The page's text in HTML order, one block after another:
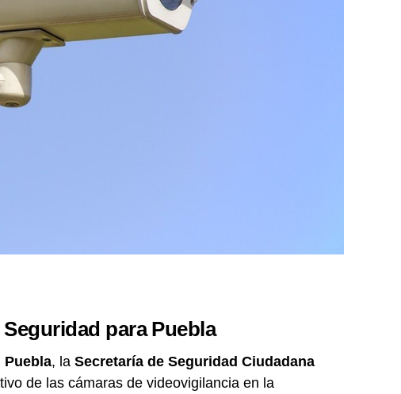
para Puebla
Puebla, la Secretaría de Seguridad Ciudadana
de las cámaras de videovigilancia en la